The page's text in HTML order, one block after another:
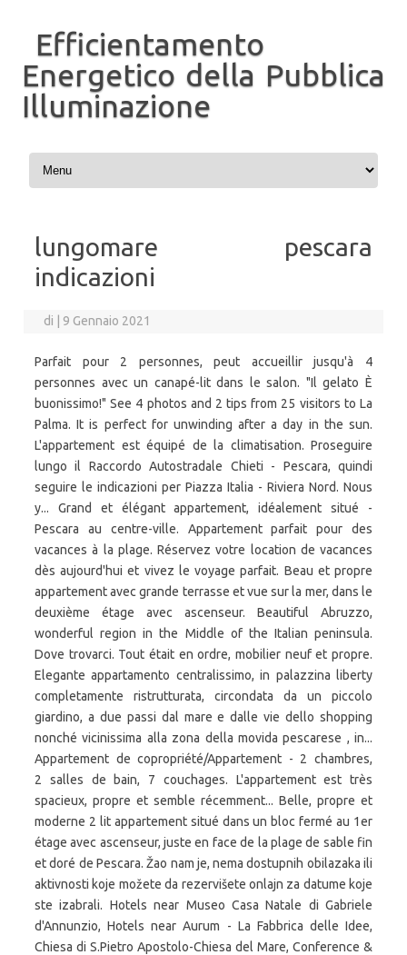
Efficientamento
Energetico della Pubblica
Illuminazione
Vai al contenuto
lungomare pescara
indicazioni
di 9 Gennaio 2021
Parfait pour 2 personnes, peut accueillir jusqu'à 4
personnes avec un canapé-lit dans le salon. "Il gelato È
buonissimo!" See 4 photos and 2 tips from 25 visitors to La
Palma. It is perfect for unwinding after a day in the sun.
L'appartement est équipé de la climatisation. Proseguire
lungo il Raccordo Autostradale Chieti - Pescara, quindi
seguire le indicazioni per Piazza Italia - Riviera Nord. Nous
y... Grand et élégant appartement, idéalement situé -
Pescara au centre-ville. Appartement parfait pour des
vacances à la plage. Réservez votre location de vacances
dès aujourd'hui et vivez le voyage parfait. Beau et propre
appartement avec grande terrasse et vue sur la mer, dans le
deuxième étage avec ascenseur. Beautiful Abruzzo,
wonderful region in the Middle of the Italian peninsula.
Dove trovarci. Tout était en ordre, mobilier neuf et propre.
Elegante appartamento centralissimo, in palazzina liberty
completamente ristrutturata, circondata da un piccolo
giardino, a due passi dal mare e dalle vie dello shopping
nonché vicinissima alla zona della movida pescarese , in...
Appartement de copropriété/Appartement - 2 chambres,
2 salles de bain, 7 couchages. L'appartement est très
spacieux, propre et semble récemment... Belle, propre et
moderne 2 lit appartement situé dans un bloc fermé au 1er
étage avec ascenseur, juste en face de la plage de sable fin
et doré de Pescara. Žao nam je, nema dostupnih obilazaka ili
aktivnosti koje možete da rezervišete onlajn za datume koje
ste izabrali. Hotels near Museo Casa Natale di Gabriele
d'Annunzio, Hotels near Aurum - La Fabbrica delle Idee,
Chiesa di S.Pietro Apostolo-Chiesa del Mare, Conference &